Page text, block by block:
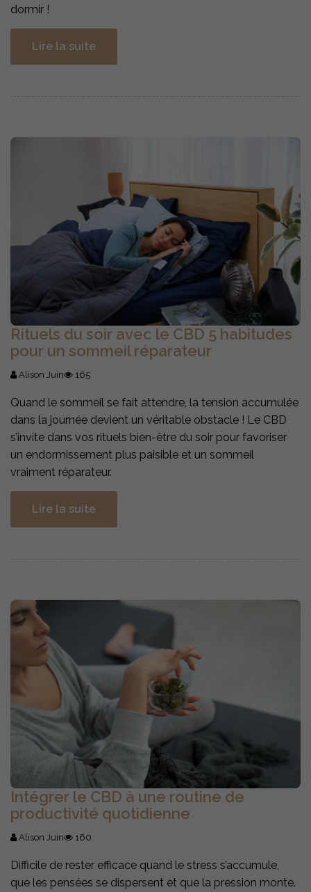
dormir !
Lire la suite
Rituels du soir avec le CBD 5 habitudes
pour un sommeil réparateur
Alison Juin 165
Quand le sommeil se fait attendre, la tension accumulée
dans la journée devient un véritable obstacle ! Le CBD
s’invite dans vos rituels bien-être du soir pour favoriser
un endormissement plus paisible et un sommeil
vraiment réparateur.
Lire la suite
Intégrer le CBD à une routine de
productivité quotidienne
Alison Juin 160
Difficile de rester efficace quand le stress s’accumule,
que les pensées se dispersent et que la pression monte.